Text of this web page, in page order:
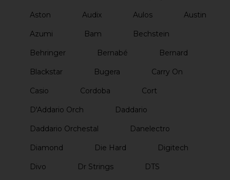
Aston Audix Aulos Austin
Azumi Bam Bechstein
Behringer Bernabé Bernard
Blackstar Bugera Carry On
Casio Cordoba Cort
D'Addario Orch Daddario
Daddario Orchestal Danelectro
Diamond Die Hard Digitech
Divo Dr Strings DTS